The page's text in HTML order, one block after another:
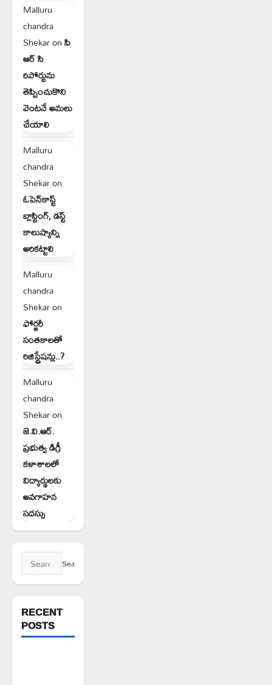
Malluru
chandra
Shekaronపి
ఆర్ సి
రిపోర్టును
తెప్పించుకొని
వెంటనే అమలు
చేయాలి
Malluru
chandra
Shekaron
ఓపెన్‌కాస్ట్
బ్లాస్టింగ్, డస్ట్
కాలుష్యాన్ని
అరికట్టాలి
Malluru
chandra
Shekaron
ఫోర్జరీ
సంతకాలతో
రిజిస్ట్రేషన్లు..?
Malluru
chandra
Shekaron
జె.వి.ఆర్.
ప్రభుత్వ డిగ్రీ
కళాశాలలో
విద్యార్థులకు
అవగాహన
సదస్సు
Search
for:
RECENT
POSTS